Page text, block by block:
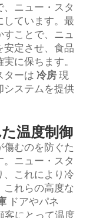
ニュー・スタ
しています。最
ことで、ニュ
安定させ、食品
に保ちます。
ターは 冷房 現
システムを提供
温度制御
むのを防ぐた
ニュー・スタ
、これにより冷
これらの高度な
ドアやパネ
客にとって温度